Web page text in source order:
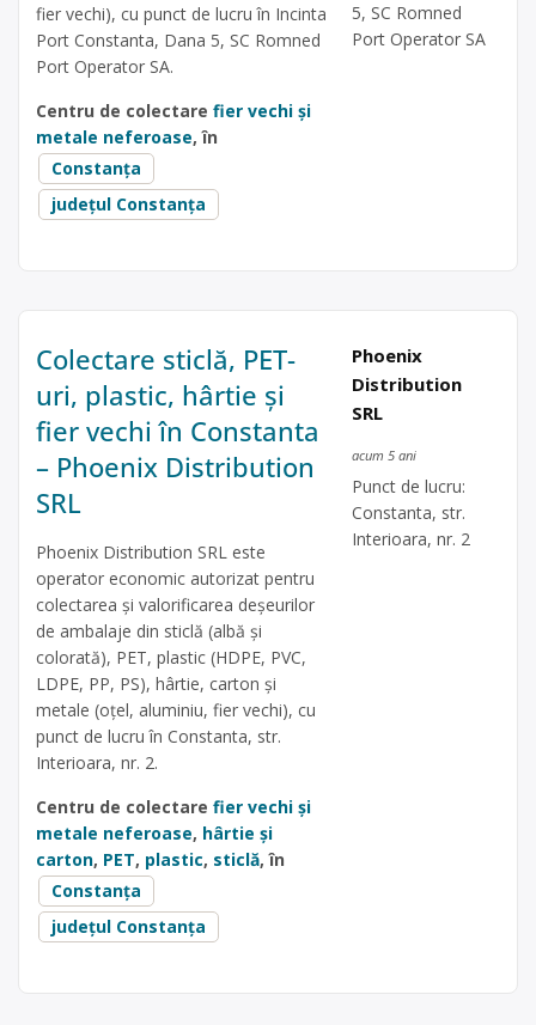
fier vechi), cu punct de lucru în Incinta
Port Constanta, Dana 5, SC Romned
Port Operator SA.
Centru de colectare fier vechi și
metale neferoase, în
Constanța
județul Constanța
5, SC Romned
Port Operator SA
Colectare sticlă, PET-
uri, plastic, hârtie și
fier vechi în Constanta
– Phoenix Distribution
SRL
Phoenix Distribution SRL este
operator economic autorizat pentru
colectarea și valorificarea deșeurilor
de ambalaje din sticlă (albă și
colorată), PET, plastic (HDPE, PVC,
LDPE, PP, PS), hârtie, carton și
metale (oțel, aluminiu, fier vechi), cu
punct de lucru în Constanta, str.
Interioara, nr. 2.
Centru de colectare fier vechi și
metale neferoase, hârtie și
carton, PET, plastic, sticlă, în
Constanța
județul Constanța
Phoenix
Distribution
SRL
acum 5 ani
Punct de lucru:
Constanta, str.
Interioara, nr. 2